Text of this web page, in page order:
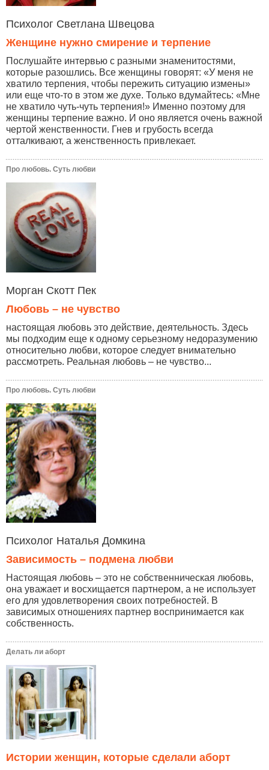
Психолог Светлана Швецова
Женщине нужно смирение и терпение
Послушайте интервью с разными знаменитостями,
которые разошлись. Все женщины говорят: «У меня не
хватило терпения, чтобы пережить ситуацию измены»
или еще что-то в этом же духе. Только вдумайтесь: «Мне
не хватило чуть-чуть терпения!» Именно поэтому для
женщины терпение важно. И оно является очень важной
чертой женственности. Гнев и грубость всегда
отталкивают, а женственность привлекает.
Про любовь. Суть любви
Морган Скотт Пек
Любовь – не чувство
настоящая любовь это действие, деятельность. Здесь
мы подходим еще к одному серьезному недоразумению
относительно любви, которое следует внимательно
рассмотреть. Реальная любовь – не чувство...
Про любовь. Суть любви
Психолог Наталья Домкина
Зависимость – подмена любви
Настоящая любовь – это не собственническая любовь,
она уважает и восхищается партнером, а не использует
его для удовлетворения своих потребностей. В
зависимых отношениях партнер воспринимается как
собственность.
Делать ли аборт
Истории женщин, которые сделали аборт